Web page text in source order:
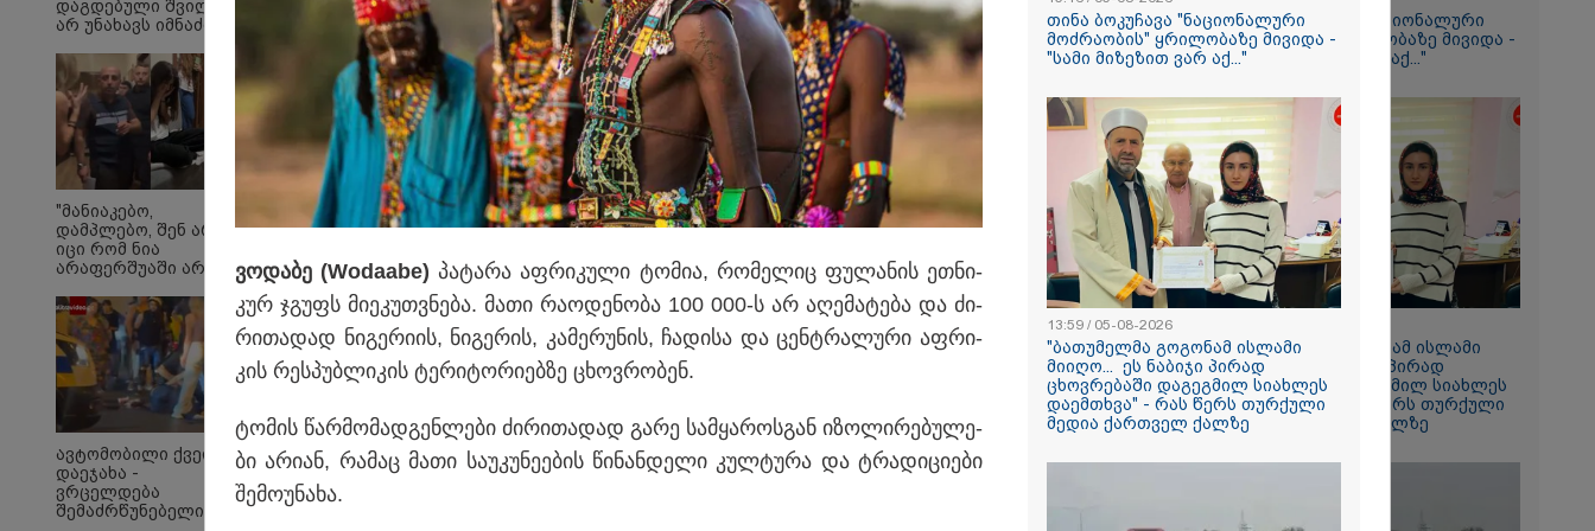
საქართველოს ელექტროენერგეტიკული სისტემის
სრული გათიშვა ენგურჰესის აგრეგატებზე
შვილი არ უნახავს" - გიგა
ავალიანის დედის პირველი
კომენტარი ნია იმნაძის
დაკავებაზე
რამ გამოიწვია
ელექტროენერგეტიკული
სისტემის სრული გათიშვა -
რას ამბობს სემეკ-ის წევრი
საფრანგეთის სოფელში
ტყის ხანძრის შემდეგ მეორე
მსოფლიო ომის დროინდელი
ასობით ჭურვი აღმოაჩინეს -
"რიგრიგობით
ფეთქდებოდნენ..."
SpaceX-ის რაკეტის ნაწილი,
5-სართულიანი შენობის
ზომის ობიექტი დღეს
მთვარეს დაეჯახება - რა
მოხდება?
თინა ბოკუჩავა "ნაციონალური
მოძრაობის" ყრილობაზე მივიდა -
"სამი მიზეზით ვარ აქ..."
"ბათუმელმა გოგონამ ისლამი
მიიღო... ეს ნაბიჯი პირად
ცხოვრებაში დაგეგმილ სიახლეს
დაემთხვა" - რას წერს თურქული
მედია ქართველ ქალზე
დაგდებული შვილი
არ უნახავს იმნაძის
კუპატაძის პირველი
ემოციური კომენტარი
ნია იმნაძის
დაკავებაზე
"მანიაკებო,
დამპლებო, შენ არ
იცი რომ ნია
არაფერშუაში არაა?!"
საქმეზე ნია იმნაძეს
აკავებენ
ავტომობილი ქვეითს
დაეჯახა -
ვრცელდება
შემაძრწუნებელი
ვო­და­ბე (Wodaabe) პა­ტა­რა აფ­რი­კუ­ლი ტო­მია, რო­მე­ლიც ფუ­ლა­ნის ეთ­ნი­
კურ ჯგუფს მი­ე­კუთ­ვნე­ბა. მათი რა­ო­დე­ნო­ბა 100 000-ს არ აღე­მა­ტე­ბა და ძი­
რი­თა­დად ნი­გე­რი­ის, ნი­გე­რის, კა­მე­რუ­ნის, ჩა­დი­სა და ცენ­ტრა­ლუ­რი აფ­რი­
კის რეს­პუბ­ლი­კის ტე­რი­ტო­რი­ებ­ზე ცხოვ­რო­ბენ.
ტო­მის წარ­მო­მად­გენ­ლე­ბი ძი­რი­თა­დად გარე სამ­ყა­როს­გან იზო­ლი­რე­ბუ­ლე­
ბი არი­ან, რა­მაც მათი სა­უ­კუ­ნე­ე­ბის წი­ნან­დე­ლი კულ­ტუ­რა და ტრა­დი­ცი­ე­ბი
შე­მო­უ­ნა­ხა.
თინა ბოკუჩავა "ნაციონალური
მოძრაობის" ყრილობაზე მივიდა -
"სამი მიზეზით ვარ აქ..."
13:59 / 05-08-2026
"ბათუმელმა გოგონამ ისლამი
მიიღო... ეს ნაბიჯი პირად
ცხოვრებაში დაგეგმილ სიახლეს
დაემთხვა" - რას წერს თურქული
მედია ქართველ ქალზე